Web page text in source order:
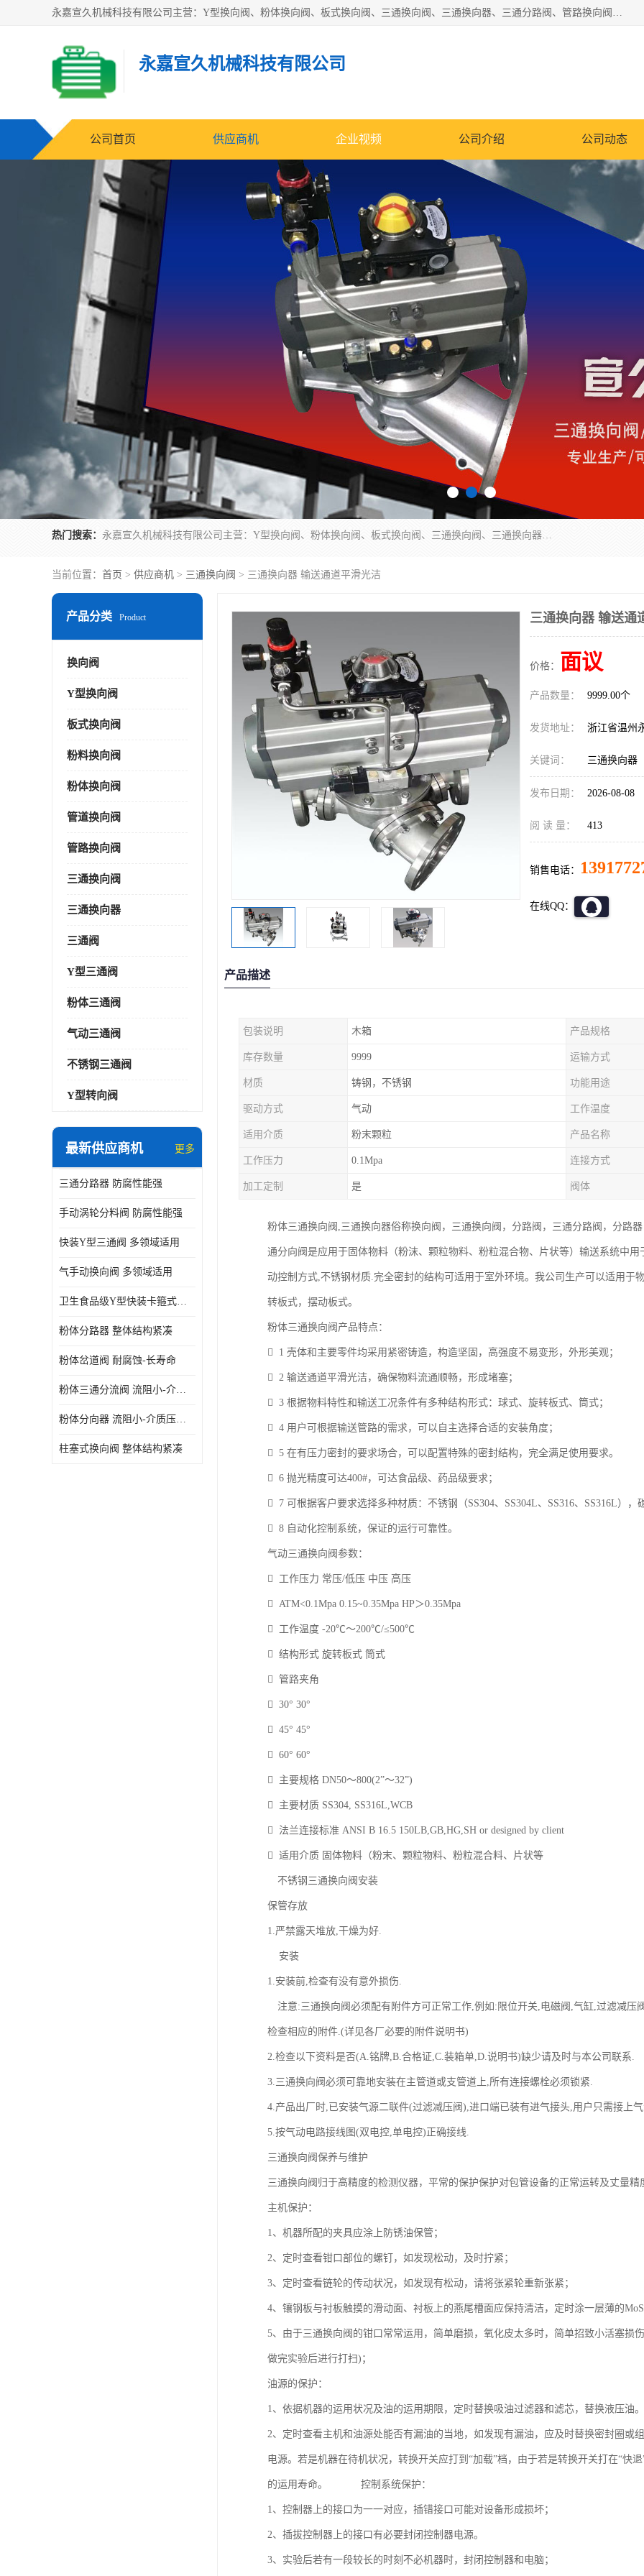
永嘉宣久机械科技有限公司主营：Y型换向阀、粉体换向阀、板式换向阀、三通换向阀、三通换向器、三通分路阀、管路换向阀等产品及服务。
永嘉宣久机械科技有限公司
公司首页 供应商机 企业视频 公司介绍 公司动态
热门搜索： 永嘉宣久机械科技有限公司主营：Y型换向阀、粉体换向阀、板式换向阀、三通换向阀、三通换向器、三通分路阀、管路换向阀等产品及服务。
当前位置： 首页 > 供应商机 > 三通换向阀 > 三通换向器 输送通道平滑光洁
产品分类 Product
换向阀
Y型换向阀
板式换向阀
粉料换向阀
粉体换向阀
管道换向阀
管路换向阀
三通换向阀
三通换向器
三通阀
Y型三通阀
粉体三通阀
气动三通阀
不锈钢三通阀
Y型转向阀
最新供应商机 更多
三通分路器 防腐性能强
手动涡轮分料阀 防腐性能强
快装Y型三通阀 多领域适用
气手动换向阀 多领域适用
卫生食品级Y型快装卡箍式分路阀 结构坚固-不易变形
粉体分路器 整体结构紧凑
粉体岔道阀 耐腐蚀-长寿命
粉体三通分流阀 流阻小-介质压力损失少
粉体分向器 流阻小-介质压力损失少
柱塞式换向阀 整体结构紧凑
三通换向器 输送通
价格： 面议
产品数量： 9999.00个
发货地址： 浙江省温州
关键词： 三通换向器
发布日期： 2026-08-08
阅 读 量： 413
销售电话：
在线QQ：
产品描述
包装说明 木箱 产品规格
库存数量 9999 运输方式
材质 铸钢，不锈钢 功能用途
驱动方式 气动 工作温度
适用介质 粉末颗粒 产品名称
工作压力 0.1Mpa 连接方式
加工定制 是 阀体
粉体三通换向阀,三通换向器俗称换向阀，三通换向阀，分路阀，三通分路阀，分路
通分向阀是应用于固体物料（粉沫、颗粒物料、粉粒混合物、片状等）输送系统中
动控制方式,不锈钢材质.完全密封的结构可适用于室外环境。我公司生产可以适用于
转板式，摆动板式。
粉体三通换向阀产品特点：
 1 壳体和主要零件均采用紧密铸造，构造坚固，高强度不易变形，外形美观；
 2 输送通道平滑光洁，确保物料流通顺畅，形成堵塞；
 3 根据物料特性和输送工况条件有多种结构形式：球式、旋转板式、筒式；
 4 用户可根据输送管路的需求，可以自主选择合适的安装角度；
 5 在有压力密封的要求场合，可以配置特殊的密封结构，完全满足使用要求。
 6 抛光精度可达400#，可达食品级、药品级要求；
 7 可根据客户要求选择多种材质：不锈钢（SS304、SS304L、SS316、SS316L），
 8 自动化控制系统，保证的运行可靠性。
气动三通换向阀参数：
 工作压力 常压/低压 中压 高压
 ATM<0.1Mpa 0.15~0.35Mpa HP＞0.35Mpa
 工作温度 -20℃～200℃/≤500℃
 结构形式 旋转板式 筒式
 管路夹角
 30° 30°
 45° 45°
 60° 60°
 主要规格 DN50～800(2”～32”)
 主要材质 SS304, SS316L,WCB
 法兰连接标准 ANSI B 16.5 150LB,GB,HG,SH or designed by client
 适用介质 固体物料（粉末、颗粒物料、粉粒混合料、片状等
不锈钢三通换向阀安装
保管存放
1.严禁露天堆放,干燥为好.
安装
1.安装前,检查有没有意外损伤.
注意:三通换向阀必须配有附件方可正常工作,例如:限位开关,电磁阀,气缸,过滤减压
检查相应的附件.(详见各厂必要的附件说明书)
2.检查以下资料是否(A.铭牌,B.合格证,C.装箱单,D.说明书)缺少请及时与本公司联系.
3.三通换向阀必须可靠地安装在主管道或支管道上,所有连接螺栓必须锁紧.
4.产品出厂时,已安装气源二联件(过滤减压阀),进口端已装有进气接头,用户只需接
5.按气动电路接线图(双电控,单电控)正确接线.
三通换向阀保养与维护
三通换向阀归于高精度的检测仪器，平常的保护保护对包管设备的正常运转及
主机保护：
1、机器所配的夹具应涂上防锈油保管；
2、定时查看钳口部位的螺钉，如发现松动，及时拧紧；
3、定时查看链轮的传动状况，如发现有松动，请将张紧轮重新张紧；
4、镶钢板与衬板触摸的滑动面、衬板上的燕尾槽面应保持清洁，定时涂一层薄
5、由于三通换向阀的钳口常常运用，简单磨损，氧化皮太多时，简单招致小活塞损
做完实验后进行打扫)；
油源的保护：
1、依据机器的运用状况及油的运用期限，定时替换吸油过滤器和滤芯，替换液压
2、定时查看主机和油源处能否有漏油的当地，如发现有漏油，应及时替换密封
电源。若是机器在待机状况，转换开关应打到“加载”档，由于若是转换开关打在“快
的运用寿命。 控制系统保护：
1、控制器上的接口为一一对应，插错接口可能对设备形成损坏；
2、插拔控制器上的接口有必要封闭控制器电源。
3、实验后若有一段较长的时刻不必机器时，封闭控制器和电脑；